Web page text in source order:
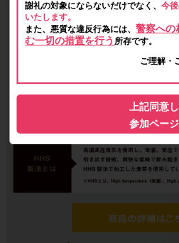
謝礼の対象にならないだけでなく、今
いたします。
また、悪質な違反行為には、警察への
む一切の措置を行う 所存です。
ご理解・
上記同意
参加ペー